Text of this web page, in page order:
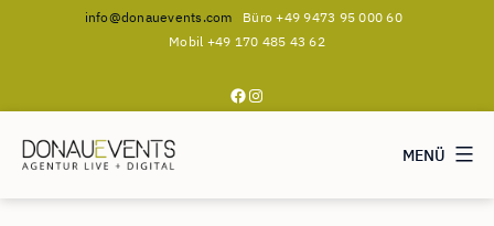
info@donauevents.com Büro +49 9473 95 000 60
Mobil +49 170 485 43 62
Facebook
Instagram
MENÜ